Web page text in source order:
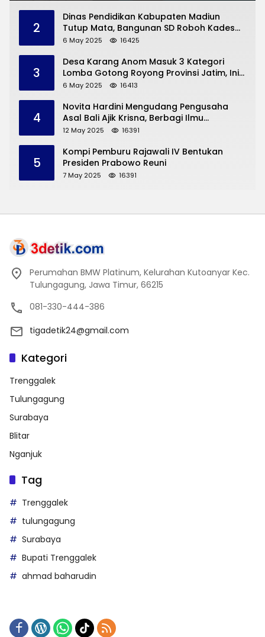
2
Dinas Pendidikan Kabupaten Madiun
Tutup Mata, Bangunan SD Roboh Kades
Dermorejo Bangun Pakai Dana Pribadi
6 May 2025 16425
3
Desa Karang Anom Masuk 3 Kategori
Lomba Gotong Royong Provinsi Jatim, Ini
yang Disampaikan Sekda Trenggalek
6 May 2025 16413
4
Novita Hardini Mengudang Pengusaha
Asal Bali Ajik Krisna, Berbagi Ilmu
Pengembangan Pariwisata dan UMKM
12 May 2025 16391
5
Kompi Pemburu Rajawali IV Bentukan
Presiden Prabowo Reuni
7 May 2025 16391
Perumahan BMW Platinum, Kelurahan Kutoanyar Kec.
Tulungagung, Jawa Timur, 66215
081-330-444-386
tigadetik24@gmail.com
Kategori
Trenggalek
Tulungagung
Surabaya
Blitar
Nganjuk
Tag
Trenggalek
tulungagung
Surabaya
Bupati Trenggalek
ahmad baharudin